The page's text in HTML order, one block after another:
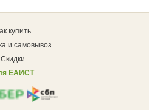
купить
и самовывоз
Скидки
ЕАИСТ